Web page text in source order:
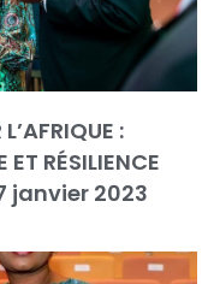
:
RÉSILIENCE
janvier 2023